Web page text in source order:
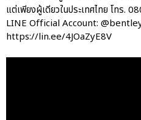
แต่เพียงผู้เดียวในประเทศไทย โทร
LINE Official Account:
https://lin.ee/4JOaZyE8V